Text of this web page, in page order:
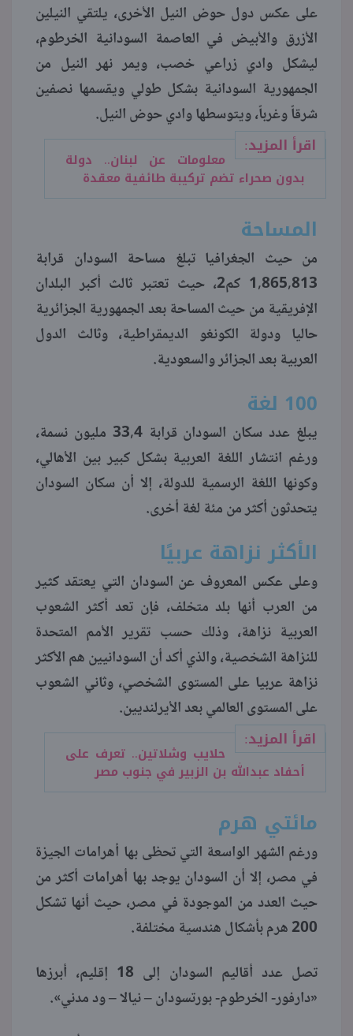
على عكس دول حوض النيل الأخرى، يلتقي النيلين
الأزرق والأبيض في العاصمة السودانية الخرطوم،
ليشكل وادي زراعي خصب، ويمر نهر النيل من
الجمهورية السودانية بشكل طولي ويقسمها نصفين
شرقاً وغرباً، ويتوسطها وادي حوض النيل.
اقرأ المزيد:
معلومات عن لبنان.. دولة
بدون صحراء تضم تركيبة طائفية معقدة
المساحة
من حيث الجغرافيا تبلغ مساحة السودان قرابة
1,865,813 كم2، حيث تعتبر ثالث أكبر البلدان
الإفريقية من حيث المساحة بعد الجمهورية الجزائرية
حاليا ودولة الكونغو الديمقراطية، وثالث الدول
العربية بعد الجزائر والسعودية.
100 لغة
يبلغ عدد سكان السودان قرابة 33,4 مليون نسمة،
ورغم انتشار اللغة العربية بشكل كبير بين الأهالي،
وكونها اللغة الرسمية للدولة، إلا أن سكان السودان
يتحدثون أكثر من مئة لغة أخرى.
الأكثر نزاهة عربيًا
وعلى عكس المعروف عن السودان التي يعتقد كثير
من العرب أنها بلد متخلف، فإن تعد أكثر الشعوب
العربية نزاهة، وذلك حسب تقرير الأمم المتحدة
للنزاهة الشخصية، والذي أكد أن السودانيين هم الأكثر
نزاهة عربيا على المستوى الشخصي، وثاني الشعوب
على المستوى العالمي بعد الأيرلنديين.
اقرأ المزيد:
حلايب وشلاتين.. تعرف على
أحفاد عبدالله بن الزبير في جنوب مصر
مائتي هرم
ورغم الشهر الواسعة التي تحظى بها أهرامات الجيزة
في مصر، إلا أن السودان يوجد بها أهرامات أكثر من
حيث العدد من الموجودة في مصر، حيث أنها تشكل
200 هرم بأشكال هندسية مختلفة.
تصل عدد أقاليم السودان إلى 18 إقليم، أبرزها
«دارفور- الخرطوم- بورتسودان – نيالا – ود مدني».